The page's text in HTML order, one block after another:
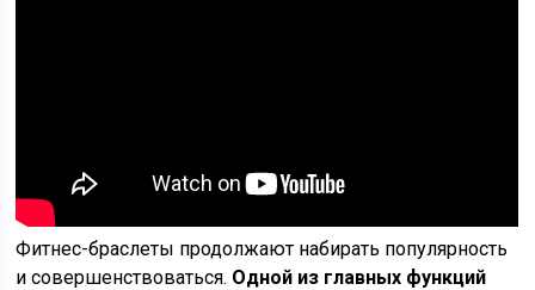
Фитнес-браслеты продолжают набирать популярность
и совершенствоваться. Одной из главных функций